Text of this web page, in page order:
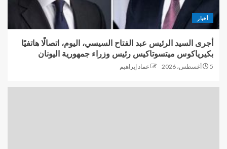
أخبار
أجرى السيد الرئيس عبد الفتاح السيسي، اليوم، اتصالًا هاتفيًا
بكيرياكوس ميتسوتاكيس رئيس وزراء جمهورية اليونان
5 أغسطس، 2026 عماد إبراهيم